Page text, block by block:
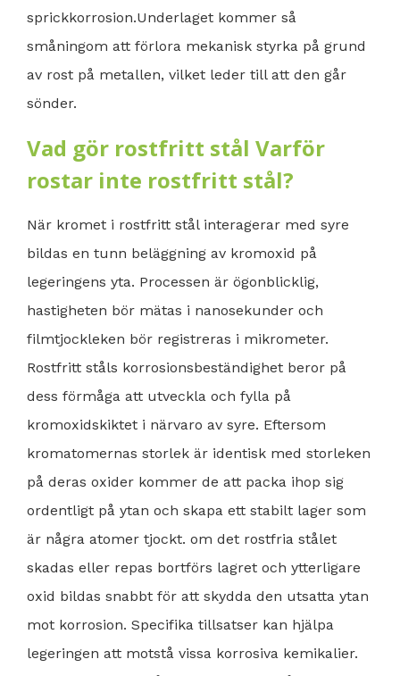
sprickkorrosion.Underlaget kommer så
småningom att förlora mekanisk styrka på grund
av rost på metallen, vilket leder till att den går
sönder.
Vad gör rostfritt stål Varför
rostar inte rostfritt stål?
När kromet i rostfritt stål interagerar med syre
bildas en tunn beläggning av kromoxid på
legeringens yta. Processen är ögonblicklig,
hastigheten bör mätas i nanosekunder och
filmtjockleken bör registreras i mikrometer.
Rostfritt ståls korrosionsbeständighet beror på
dess förmåga att utveckla och fylla på
kromoxidskiktet i närvaro av syre. Eftersom
kromatomernas storlek är identisk med storleken
på deras oxider kommer de att packa ihop sig
ordentligt på ytan och skapa ett stabilt lager som
är några atomer tjockt. om det rostfria stålet
skadas eller repas bortförs lagret och ytterligare
oxid bildas snabbt för att skydda den utsatta ytan
mot korrosion. Specifika tillsatser kan hjälpa
legeringen att motstå vissa korrosiva kemikalier.